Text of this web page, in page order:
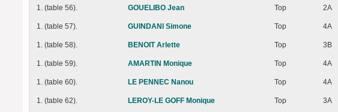
1. (table 56). GOUELIBO Jean Top 2A
1. (table 57). GUINDANI Simone Top 4A
1. (table 58). BENOIT Arlette Top 3B
1. (table 59). AMARTIN Monique Top 4A
1. (table 60). LE PENNEC Nanou Top 4A
1. (table 62). LEROY-LE GOFF Monique Top 3A